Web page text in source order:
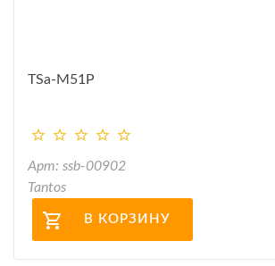
TSa-M51P
Арт: ssb-00902
Tantos
В КОРЗИНУ